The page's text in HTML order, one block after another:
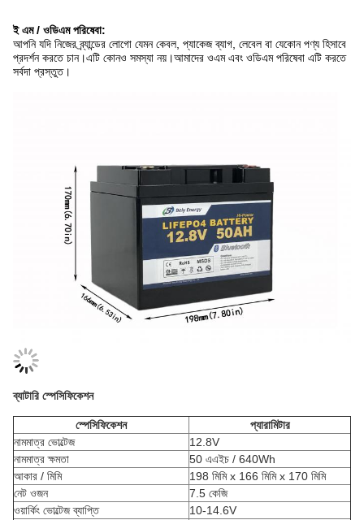
ই এম / ওডিএম পরিষেবা:
আপনি যদি নিজের ব্র্যান্ডের লোগো যেমন কেবল, প্যাকেজ ব্যাগ, লেবেল বা যেকোন পণ্য হিসাবে
প্রদর্শন করতে চান।এটি কোনও সমস্যা নয়।আমাদের ওএম এবং ওডিএম পরিষেবা এটি করতে
সর্বদা প্রস্তুত।
ব্যাটারি স্পেসিফিকেশন
স্পেসিফিকেশন
প্যারামিটার
নামমাত্র ভোল্টেজ
12.8V
নামমাত্র ক্ষমতা
50 এএইচ / 640Wh
আকার / মিমি
198 মিমি x 166 মিমি x 170 মিমি
নেট ওজন
7.5 কেজি
ওয়ার্কিং ভোল্টেজ ব্যাপ্তি
10-14.6V